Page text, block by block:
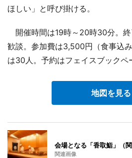
ほしい」と呼び掛ける。
開催時間は19時～20時30分。終
歓談。参加費は3,500円（食事込
は30人。予約はフェイスブックペ
地図を見る
会場となる「香取鮨」（関
関連画像